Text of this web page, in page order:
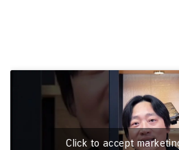
Click to accept